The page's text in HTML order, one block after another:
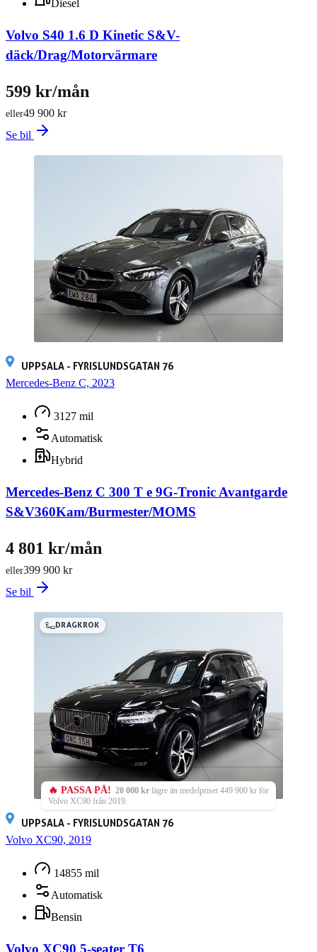
Diesel
Volvo S40 1.6 D Kinetic S&V-
däck/Drag/Motorvärmare
49 900 kr
eller
599 kr/mån
Se bil
UPPSALA - FYRISLUNDSGATAN 76
Mercedes-Benz C, 2023
3127 mil
Automatisk
Hybrid
Mercedes-Benz C 300 T e 9G-Tronic Avantgarde
S&V360Kam/Burmester/MOMS
399 900 kr
eller
4 801 kr/mån
Se bil
DRAGKROK
🔥 PASSA PÅ! 20 000 kr lägre än medelpriset 449 900 kr för
Volvo XC90 från 2019.
UPPSALA - FYRISLUNDSGATAN 76
Volvo XC90, 2019
14855 mil
Automatisk
Bensin
Volvo XC90 5-seater T6